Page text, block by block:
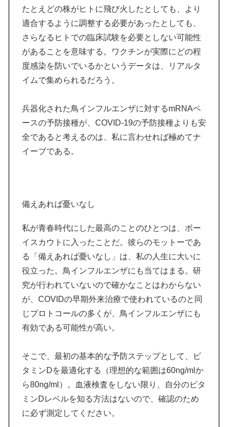
たとえどの株がヒトに飛び火したとしても、より
適合するように調整する必要があったとしても、
さらなるヒトでの臨床試験を必要としない可能性
があることを意味する。ワクチンが実際にどの程
度感染を防いでいるかというデータは、リアルタ
イムで集められるだろう。
兵器化された鳥インフルエンザに対するmRNAベ
ースの予防接種が、COVID-19の予防接種よりも安
全であると考えるのは、私に言わせれば極めてナ
イーブである。
備えあれば憂いなし
私が青春時代にした最高のことのひとつは、ボー
イスカウトに入ったことだ。彼らのモットーであ
る「備えあれば憂いなし」は、私の人生に大いに
役立った。鳥インフルエンザにも当てはまる。研
究が行われていないので確かなことはわからない
が、COVIDの早期外来治療で使われているのと同
じプロトコールの多くが、鳥インフルエンザにも
有効である可能性が高い。
そこで、最初の基本的な予防ステップとして、ビ
タミンDを最適化する（理想的な範囲は60ng/mlか
ら80ng/ml）。血液検査をしない限り、自分のビタ
ミンDレベルを知る方法はないので、確認のため
に必ず測定してください。